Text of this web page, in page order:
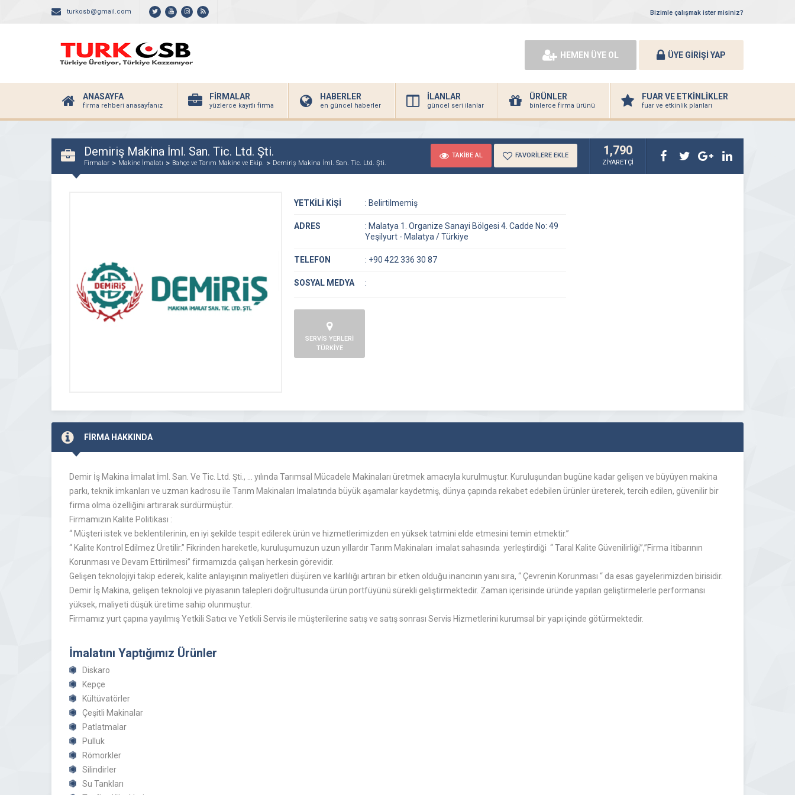
turkosb@gmail.com Bizimle çalışmak ister misiniz?
HEMEN ÜYE OL ÜYE GİRİŞİ YAP
ANASAYFA
firma rehberi anasayfanız
FİRMALAR
yüzlerce kayıtlı firma
HABERLER
en güncel haberler
İLANLAR
güncel seri ilanlar
ÜRÜNLER
binlerce firma ürünü
FUAR VE ETKİNLİKLER
fuar ve etkinlik planları
Demiriş Makina İml. San. Tic. Ltd. Şti.
Firmalar Makine İmalatı Bahçe ve Tarım Makine ve Ekip. Demiriş Makina İml. San. Tic. Ltd. Şti.
TAKİBE AL FAVORİLERE EKLE 1,790
ZİYARETÇİ
YETKİLİ KİŞİ : Belirtilmemiş
ADRES : Malatya 1. Organize Sanayi Bölgesi 4. Cadde No: 49
Yeşilyurt - Malatya / Türkiye
TELEFON : +90 422 336 30 87
SOSYAL MEDYA :
SERVİS YERLERİ
TÜRKİYE
FİRMA HAKKINDA
Demir İş Makina İmalat İml. San. Ve Tic. Ltd. Şti., … yılında Tarımsal Mücadele Makinaları üretmek amacıyla kurulmuştur. Kuruluşundan bugüne kadar gelişen ve büyüyen makina
parkı, teknik imkanları ve uzman kadrosu ile Tarım Makinaları İmalatında büyük aşamalar kaydetmiş, dünya çapında rekabet edebilen ürünler üreterek, tercih edilen, güvenilir bir
firma olma özelliğini artırarak sürdürmüştür.
Firmamızın Kalite Politikası :
“ Müşteri istek ve beklentilerinin, en iyi şekilde tespit edilerek ürün ve hizmetlerimizden en yüksek tatmini elde etmesini temin etmektir.”
“ Kalite Kontrol Edilmez Üretilir.” Fikrinden hareketle, kuruluşumuzun uzun yıllardır Tarım Makinaları imalat sahasında yerleştirdiği “ Taral Kalite Güvenilirliği”,”Firma İtibarının
Korunması ve Devam Ettirilmesi” firmamızda çalışan herkesin görevidir.
Gelişen teknolojiyi takip ederek, kalite anlayışının maliyetleri düşüren ve karlılığı artıran bir etken olduğu inancının yanı sıra, “ Çevrenin Korunması “ da esas gayelerimizden birisidir.
Demir İş Makina, gelişen teknoloji ve piyasanın talepleri doğrultusunda ürün portfüyünü sürekli geliştirmektedir. Zaman içerisinde üründe yapılan geliştirmelerle performansı
yüksek, maliyeti düşük üretime sahip olunmuştur.
Firmamız yurt çapına yayılmış Yetkili Satıcı ve Yetkili Servis ile müşterilerine satış ve satış sonrası Servis Hizmetlerini kurumsal bir yapı içinde götürmektedir.
İmalatını Yaptığımız Ürünler
Diskaro
Kepçe
Kültüvatörler
Çeşitli Makinalar
Patlatmalar
Pulluk
Römorkler
Silindirler
Su Tankları